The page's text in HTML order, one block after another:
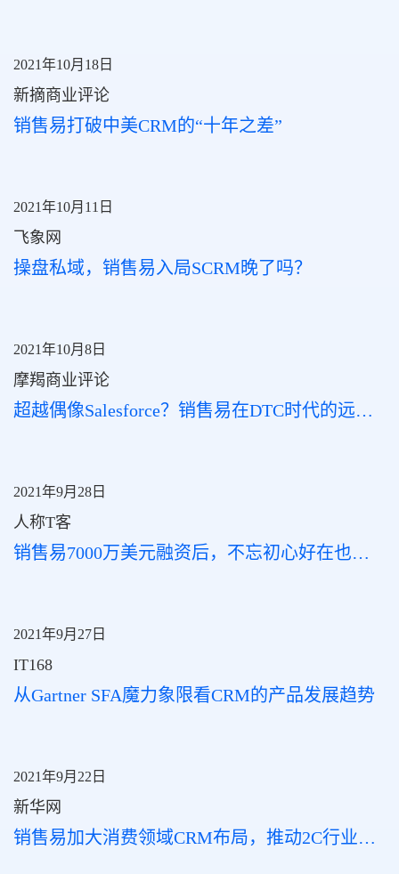
2021年10月18日
新摘商业评论
销售易打破中美CRM的“十年之差”
2021年10月11日
飞象网
操盘私域，销售易入局SCRM晚了吗？
2021年10月8日
摩羯商业评论
超越偶像Salesforce？销售易在DTC时代的远大前程
2021年9月28日
人称T客
销售易7000万美元融资后，不忘初心好在也没忘出发
2021年9月27日
IT168
从Gartner SFA魔力象限看CRM的产品发展趋势
2021年9月22日
新华网
销售易加大消费领域CRM布局，推动2C行业数字化联动